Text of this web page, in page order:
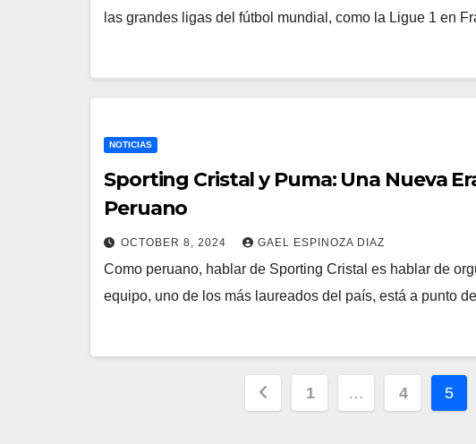
las grandes ligas del fútbol mundial, como la Ligue 1 en
NOTICIAS
Sporting Cristal y Puma: Una Nueva
Peruano
OCTOBER 8, 2024 GAEL ESPINOZA DIAZ
Como peruano, hablar de Sporting Cristal es hablar de
equipo, uno de los más laureados del país, está a punto
Posts
1 … 4 5